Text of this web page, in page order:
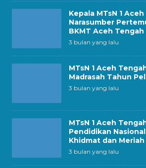
Kepala MTsN 1
Narasumber
BKMT Aceh Tengah
3 bulan yang lalu
MTsN 1 Aceh
Madrasah Tahun
3 bulan yang lalu
MTsN 1 Aceh
Pendidikan
Khidmat dan Meriah
3 bulan yang lalu